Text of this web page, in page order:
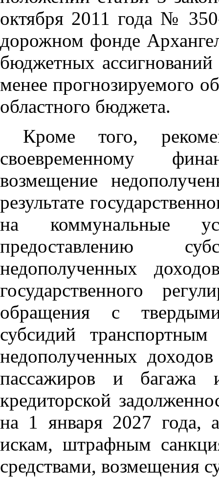
октября 2011 года №
дорожном фонде
бюджетных
менее прогнозируемого
областного бюджета.
Кроме того,
своевременному
возмещение
результате
на коммунальные
предоставлению
недополученных
государственного
обращения с
субсидий
недополученных
пассажиров и багажа
кредиторской
на 1 января 2027 года,
искам, штрафным
средствами, возмещения